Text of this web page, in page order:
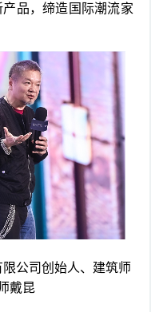
品，缔造国际潮流家
公司创始人、建筑师
戴昆